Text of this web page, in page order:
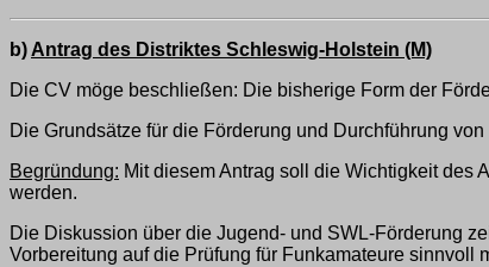
b)Antrag des Distriktes Schleswig-Holstein (M)
Die CV möge beschließen: Die bisherige Form der
Die Grundsätze für die Förderung und Durchführung
Begründung: Mit diesem Antrag soll die Wichtigkeit des
werden.
Die Diskussion über die Jugend- und SWL-Förderung
Vorbereitung auf die Prüfung für Funkamateure